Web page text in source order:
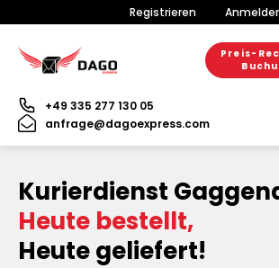
Registrieren
Preis-
+49 335 277 130 05
anfrage@dagoexpress.com
Kurierdienst
Heute bestellt,
Heute geliefert!